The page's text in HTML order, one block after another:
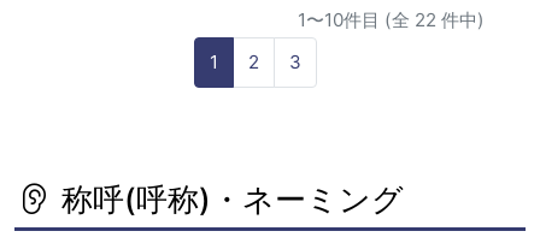
1〜10件目 (全 22 件中)
1
2 3
称呼(呼称)・ネーミング